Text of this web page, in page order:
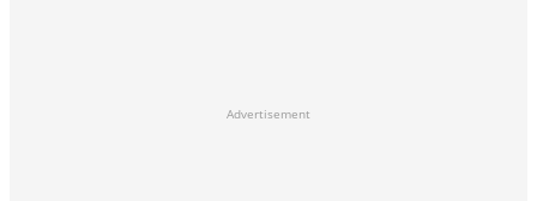
Advertisement